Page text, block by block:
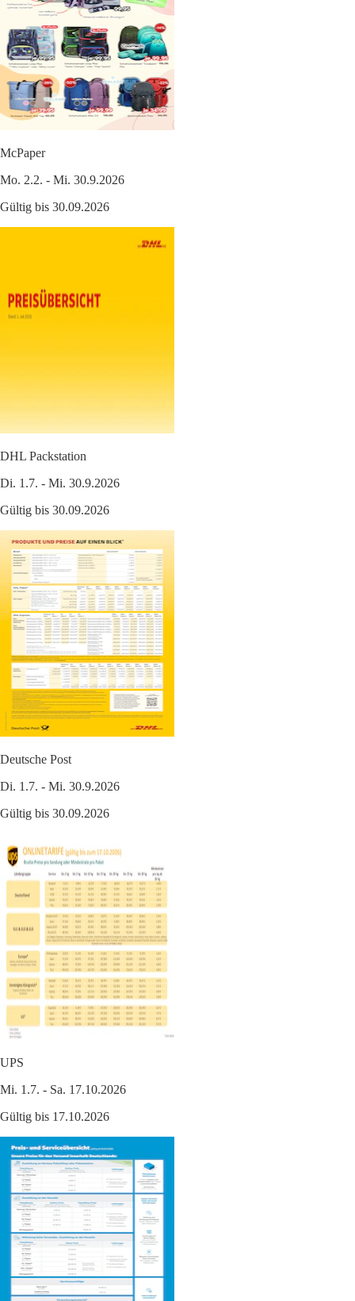
McPaper
Mo. 2.2. - Mi. 30.9.2026
Gültig bis 30.09.2026
DHL Packstation
Di. 1.7. - Mi. 30.9.2026
Gültig bis 30.09.2026
Deutsche Post
Di. 1.7. - Mi. 30.9.2026
Gültig bis 30.09.2026
UPS
Mi. 1.7. - Sa. 17.10.2026
Gültig bis 17.10.2026